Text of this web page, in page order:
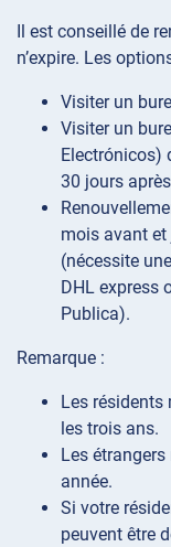
Il est conseillé de
n’expire. Les
Visiter un
Visiter un
Electrónicos)
30 jours
mois avant et
(nécessite
DHL express
Publica).
Remarque :
Les
les trois ans.
Les
année.
Si votre
peuvent être